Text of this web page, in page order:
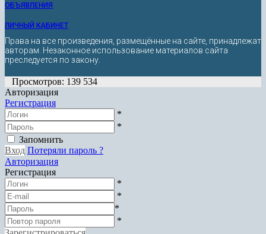
ОБЪЯВЛЕНИЯ
ЛИЧНЫЙ КАБИНЕТ
Права на все произведения, размещённые на сайте, принадлежат
авторам. Незаконное использование материалов сайта
преследуется по закону.
Просмотров: 139 534
Авторизация
Регистрация
*
*
Запомнить
Вход Потеряли пароль ?
Авторизация
Регистрация
*
*
*
*